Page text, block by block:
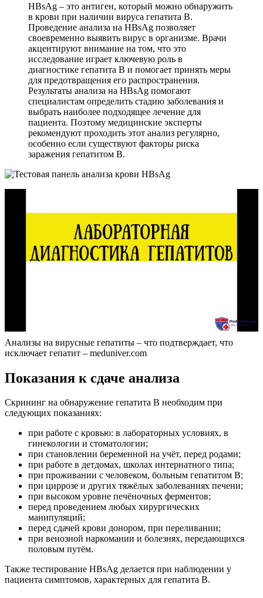
HBsAg – это антиген, который можно обнаружить
в крови при наличии вируса гепатита B.
Проведение анализа на HBsAg позволяет
своевременно выявить вирус в организме. Врачи
акцентируют внимание на том, что это
исследование играет ключевую роль в
диагностике гепатита B и помогает принять меры
для предотвращения его распространения.
Результаты анализа на HBsAg помогают
специалистам определить стадию заболевания и
выбрать наиболее подходящее лечение для
пациента. Поэтому медицинские эксперты
рекомендуют проходить этот анализ регулярно,
особенно если существуют факторы риска
заражения гепатитом B.
Анализы на вирусные гепатиты – что подтверждает, что
исключает гепатит – meduniver.com
Показания к сдаче анализа
Скрининг на обнаружение гепатита B необходим при
следующих показаниях:
при работе с кровью: в лабораторных условиях, в
гинекологии и стоматологии;
при становлении беременной на учёт, перед родами;
при работе в детдомах, школах интернатного типа;
при проживании с человеком, больным гепатитом B;
при циррозе и других тяжёлых заболеваниях печени;
при высоком уровне печёночных ферментов;
перед проведением любых хирургических
манипуляций;
перед сдачей крови донором, при переливании;
при венозной наркомании и болезнях, передающихся
половым путём.
Также тестирование HBsAg делается при наблюдении у
пациента симптомов, характерных для гепатита B.